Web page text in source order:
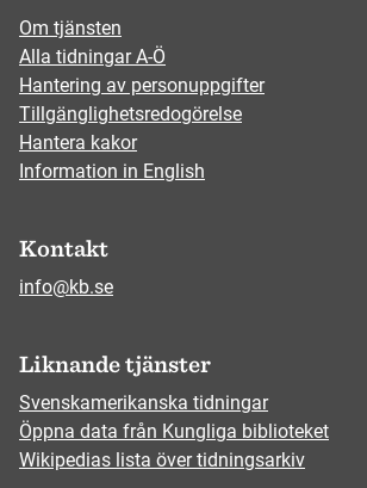
Om tjänsten
Alla tidningar A-Ö
Hantering av personuppgifter
Tillgänglighetsredogörelse
Hantera kakor
Information in English
Kontakt
info@kb.se
Liknande tjänster
Svenskamerikanska tidningar
Öppna data från Kungliga biblioteket
Wikipedias lista över tidningsarkiv